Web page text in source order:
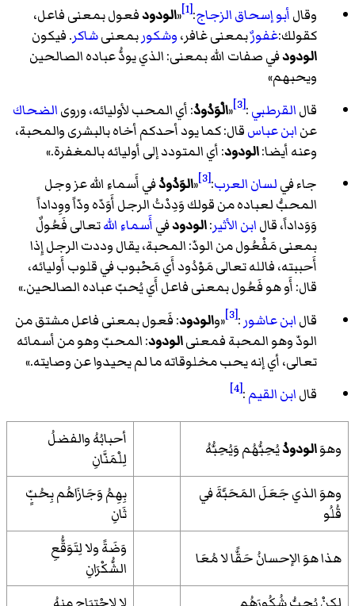
وقالأبو إسحاق الزجاج:
[1]
«الودودفعول بمعنى فاعل،
كقولك:غفورٌبمعنى غافر،وشكوربمعنىشاكر. فيكون
الودودفي صفات الله بمعنى: الذي يودُّ عباده الصالحين
ويحبهم»
قالالقرطبي:
[3]
«الْوَدُودُ: أي المحب لأوليائه، وروىالضحاك
عنابن عباسقال: كما يود أحدكم أخاه بالبشرى والمحبة،
وعنه أيضا:الودود: أي المتودد إلى أوليائه بالمغفرة.»
جاء فيلسان العرب:
[3]
«الوَدُودُفي أَسماءِ الله عز وجل
المحبُّ لعباده من قولك وَدِدْتُ الرجل أَوَدّه ودّاً ووِداداً
وَوَداداً، قالابن الأثير:الودودفيأَسماءِ اللهتعالى فَعُولٌ
بمعنى مَفْعُول من الودّ: المحبة، يقال وددت الرجل إِذا
أَحببته، فالله تعالى مَوْدُود أَي مَحْبوب في قلوب أَوليائه،
قال: أَو هو فَعُول بمعنى فاعل أَي يُحبّ عباده الصالحين.»
قالابن عاشور :
[3]
«والودود: فَعول بمعنى فاعل مشتق من
الودّ وهو المحبة فمعنىالودود: المحبّ وهو من أسمائه
تعالى، أي إنه يحب مخلوقاته ما لم يحيدوا عن وصايته.»
قالابن القيم:
[4]
وهوَالودودُيُحِبُّهُم وَيُحِبُّهُ
أحبابُهُ والفضلُ
لِلْمَنَّانِ
وهوَ الذي جَعَلَ المَحَبَّةَ في
قُلُو
بِهِمُ وَجَازَاهُم بِحُبٍّ
ثَانِ
هذا هوَ الإحسانُ حَقًّا لا مُعَا
وَضَةً ولا لِتَوَقُّعِ
الشُّكْرَانِ